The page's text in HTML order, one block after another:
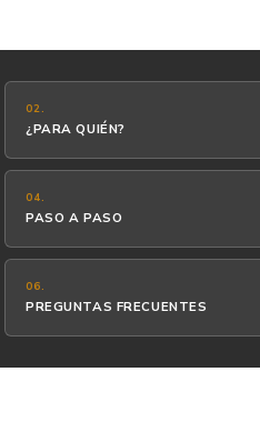
02.
¿PARA QUIÉN?
04.
PASO A PASO
06.
PREGUNTAS FRECUENTES